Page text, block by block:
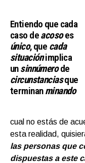
Entiendo que cada
caso deacosoes
único, que cada
situaciónimplica
unsinnúmerode
circunstanciasque
terminanminando
cual no estás de
esta realidad,
las personas que
dispuestas a este